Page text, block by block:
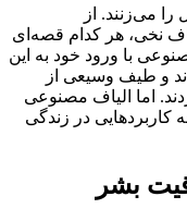
می‌زنند. از
نخی، هر کدام قصه‌ای
با ورود خود به این
و طیف وسیعی از
اما الیاف مصنوعی
کاربردهایی در زندگی
بشر